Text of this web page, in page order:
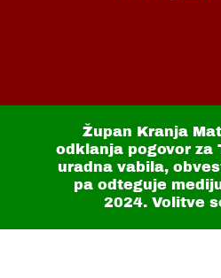
Župan Kranja
odklanja pogovor za
uradna vabila,
pa odteguje
2024. Volitve